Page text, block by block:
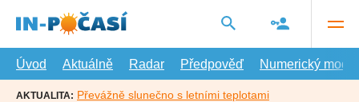
hlavní
Úvod
Aktuálně Radar Předpověď Numerický model
AKTUALITA: Převážně slunečno s letními teplotami